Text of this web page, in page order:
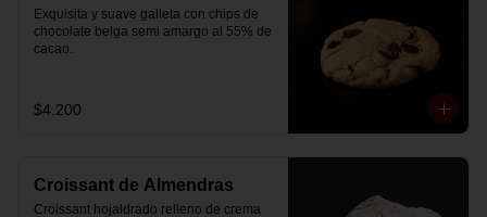
Exquisita y suave galleta con chips de
chocolate belga semi amargo al 55% de
cacao.
$4.200
Croissant de Almendras
Croissant hojaldrado relleno de crema